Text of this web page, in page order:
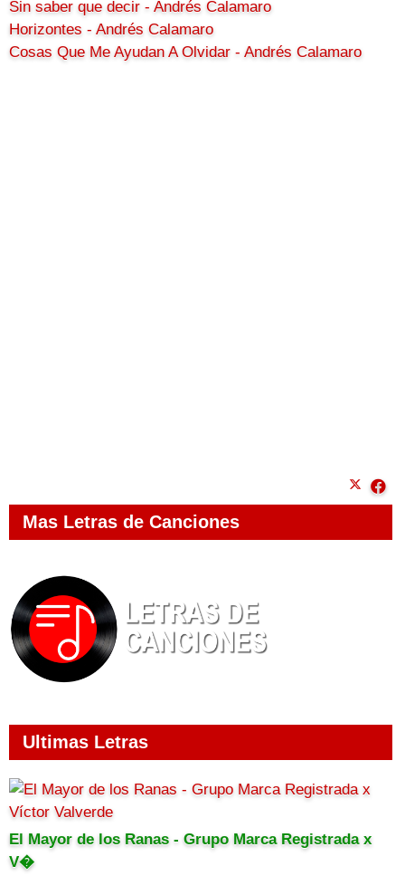
Sin saber que decir - Andrés Calamaro
Horizontes - Andrés Calamaro
Cosas Que Me Ayudan A Olvidar - Andrés Calamaro
Mas Letras de Canciones
Ultimas Letras
El Mayor de los Ranas - Grupo Marca Registrada x
V�